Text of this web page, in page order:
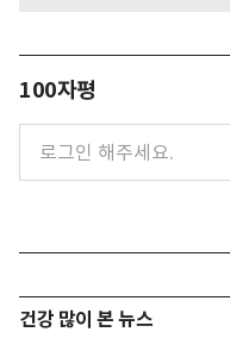
100자평
건강 많이 본 뉴스